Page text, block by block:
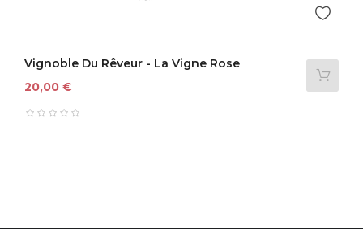
Vignoble Du Rêveur - La Vigne Rose
Prix
20,00 €